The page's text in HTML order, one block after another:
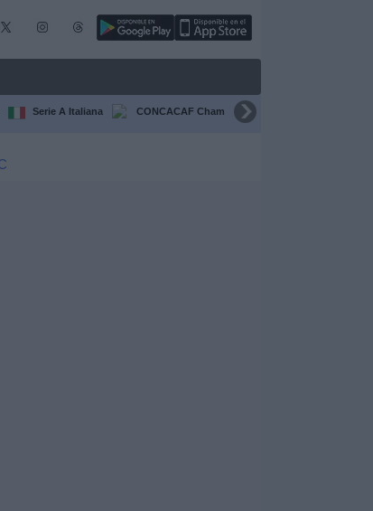
Serie A Italiana CONCACAF Champions Cup